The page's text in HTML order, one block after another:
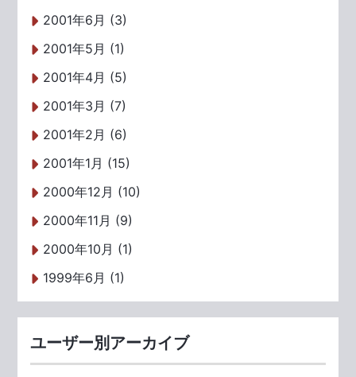
2001年6月 (3)
2001年5月 (1)
2001年4月 (5)
2001年3月 (7)
2001年2月 (6)
2001年1月 (15)
2000年12月 (10)
2000年11月 (9)
2000年10月 (1)
1999年6月 (1)
ユーザー別アーカイブ